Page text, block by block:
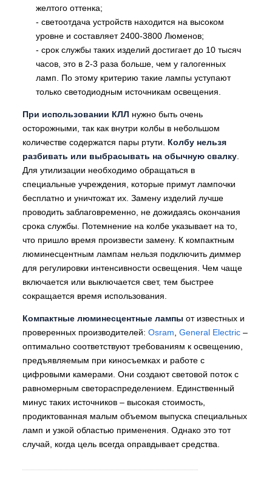
желтого оттенка;
- светоотдача устройств находится на высоком
уровне и составляет 2400-3800 Люменов;
- срок службы таких изделий достигает до 10 тысяч
часов, это в 2-3 раза больше, чем у галогенных
ламп. По этому критерию такие лампы уступают
только светодиодным источникам освещения.
При использовании КЛЛ нужно быть очень
осторожными, так как внутри колбы в небольшом
количестве содержатся пары ртути. Колбу нельзя
разбивать или выбрасывать на обычную свалку.
Для утилизации необходимо обращаться в
специальные учреждения, которые примут лампочки
бесплатно и уничтожат их. Замену изделий лучше
проводить заблаговременно, не дожидаясь окончания
срока службы. Потемнение на колбе указывает на то,
что пришло время произвести замену. К компактным
люминесцентным лампам нельзя подключить диммер
для регулировки интенсивности освещения. Чем чаще
включается или выключается свет, тем быстрее
сокращается время использования.
Компактные люминесцентные лампы от известных и
проверенных производителей: Osram, General Electric –
оптимально соответствуют требованиям к освещению,
предъявляемым при киносъемках и работе с
цифровыми камерами. Они создают световой поток с
равномерным светораспределением. Единственный
минус таких источников – высокая стоимость,
продиктованная малым объемом выпуска специальных
ламп и узкой областью применения. Однако это тот
случай, когда цель всегда оправдывает средства.